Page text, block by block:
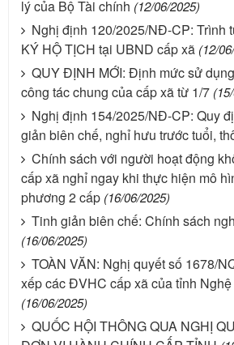
lý của Bộ Tài chính (12/06/2025)
Nghị định 120/2025/NĐ-CP: Trình
KÝ HỘ TỊCH tại UBND cấp xã (12/
QUY ĐỊNH MỚI: Định mức sử
công tác chung của cấp xã từ 1/7
Nghị định 154/2025/NĐ-CP: Quy
giản biên chế, nghỉ hưu trước tuổi,
Chính sách với người hoạt động
cấp xã nghỉ ngay khi thực hiện mô
phương 2 cấp (16/06/2025)
Tinh giản biên chế: Chính sách
(16/06/2025)
TOÀN VĂN: Nghị quyết số 1678/
xếp các ĐVHC cấp xã của tỉnh
(16/06/2025)
QUỐC HỘI THÔNG QUA NGHỊ